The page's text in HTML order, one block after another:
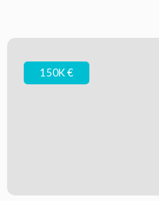
150K €